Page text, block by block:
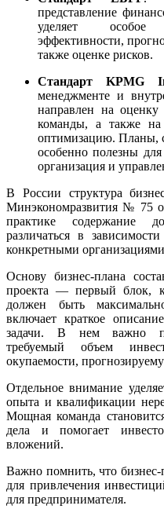
представление
уделяет особое
эффективности,
также оценке рисков.
Стандарт KPMG
менеджменте и
направлен на оценку
команды, а также на
оптимизацию. Планы,
особенно полезны
организация и
В России структура
Минэкономразвития № 75
практике содержание
различаться в
конкретными
Основу бизнес-плана
проекта — первый блок,
должен быть
включает краткое
задачи. В нем важно
требуемый объем
окупаемости,
Отдельное внимание
опыта и квалификации
Мощная команда
дела и помогает
вложений.
Важно помнить, что
для привлечения
для предпринимателя.